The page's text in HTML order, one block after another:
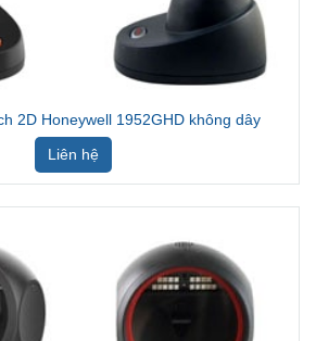
2D Honeywell 1952GHD không dây
Liên hệ